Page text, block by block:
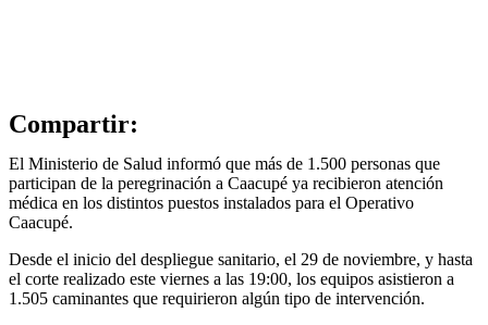
Compartir:
El Ministerio de Salud informó que más de 1.500 personas que
participan de la peregrinación a Caacupé ya recibieron atención
médica en los distintos puestos instalados para el Operativo
Caacupé.
Desde el inicio del despliegue sanitario, el 29 de noviembre, y hasta
el corte realizado este viernes a las 19:00, los equipos asistieron a
1.505 caminantes que requirieron algún tipo de intervención.